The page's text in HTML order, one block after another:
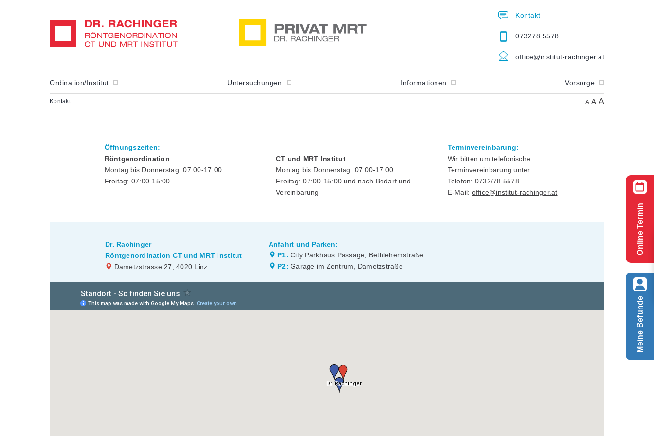
Kontakt
073278 5578
office@institut-rachinger.at
Ordination/Institut Untersuchungen Informationen Vorsorge
A A A
Kontakt
Öffnungszeiten:
Röntgenordination
Montag bis Donnerstag: 07:00-17:00
Freitag: 07:00-15:00
CT und MRT Institut
Montag bis Donnerstag: 07:00-17:00
Freitag: 07:00-15:00 und nach Bedarf und
Vereinbarung
Terminvereinbarung:
Wir bitten um telefonische
Terminvereinbarung unter:
Telefon: 0732/78 5578
E-Mail: office@institut-rachinger.at
Dr. Rachinger
Röntgenordination CT und MRT Institut
Dametzstrasse 27, 4020 Linz
Anfahrt und Parken:
P1: City Parkhaus Passage, Bethlehemstraße
P2: Garage im Zentrum, Dametzstraße
Online Termin
Meine Befunde